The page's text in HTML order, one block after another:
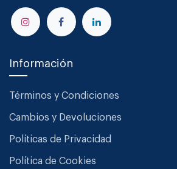
Información
Términos y Condiciones
Cambios y Devoluciones
Políticas de Privacidad
Política de Cookies